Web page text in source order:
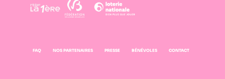
FAQ NOS PARTENAIRES PRESSE BÉNÉVOLES CONTACT